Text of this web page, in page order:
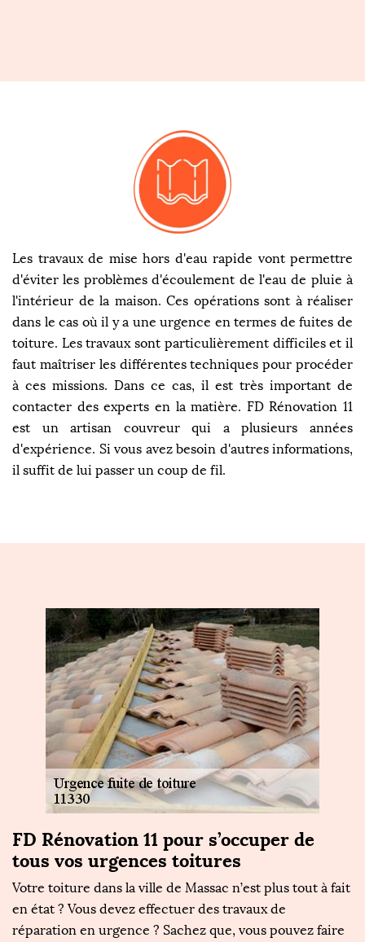
Les travaux de mise hors d'eau rapide vont permettre
d'éviter les problèmes d'écoulement de l'eau de pluie à
l'intérieur de la maison. Ces opérations sont à réaliser
dans le cas où il y a une urgence en termes de fuites de
toiture. Les travaux sont particulièrement difficiles et il
faut maîtriser les différentes techniques pour procéder
à ces missions. Dans ce cas, il est très important de
contacter des experts en la matière. FD Rénovation 11
est un artisan couvreur qui a plusieurs années
d'expérience. Si vous avez besoin d'autres informations,
il suffit de lui passer un coup de fil.
FD Rénovation 11 pour s’occuper de
tous vos urgences toitures
Votre toiture dans la ville de Massac n’est plus tout à fait
en état ? Vous devez effectuer des travaux de
réparation en urgence ? Sachez que, vous pouvez faire